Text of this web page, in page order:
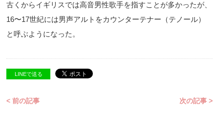
古くからイギリスでは高音男性歌手を指すことが多かったが、
16〜17世紀には男声アルトをカウンターテナー（テノール）
と呼ぶようになった。
LINEで送る
< 前の記事 次の記事 >